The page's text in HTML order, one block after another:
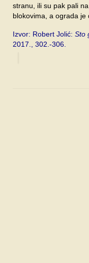
stranu, ili su pak pali
blokovima, a ograda je
Izvor: Robert Jolić: Sto
2017., 302.-306.